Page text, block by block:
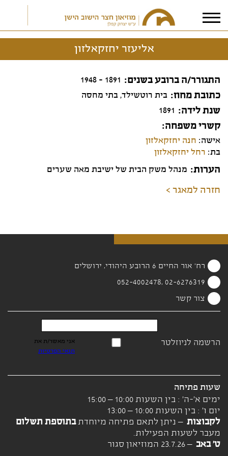
אני מאשר/ת אתתנאי הפרטיות
אליעזר יחזקאלזון
התגורר/ה ברובע בשנים 1891 - 1948
כתובת מחוז בית רוטשילד, בתי מחסה
שנת לידה 1891
קשרי משפחה
אישה: חנה יחזקאלזון
בת: רחל יחזקאלזון
הערות מנהל משק הבית של ישיבת מאה שערים
חזרה למאגר >
רח' אור החיים 6 הרובע היהודי, ירושלים
02-6276319 ,052-4002478
צור קשר
הרשמה לניוזלטר
אני מאשר/ת את
תנאי הפרטיות
שעות פתיחה
ימים א'-ה' : בין השעות 10:00 – 15:00
יום ו' : בין השעות 10:00 – 13:00
לקבוצות – ניתן לתאם פתיחה מיוחדתבתוספת תשלום
מעבר לשעות הפעילות.
ט' באב– 23.7.26 המוזיאון סגור